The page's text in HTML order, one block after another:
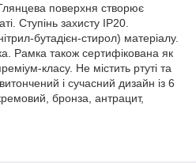
поверхня створює
Ступінь захисту IP20.
бутадієн-стирол) матеріалу.
Рамка також сертифікована як
класу. Не містить ртуті та
і сучасний дизайн із 6
бронза, антрацит,